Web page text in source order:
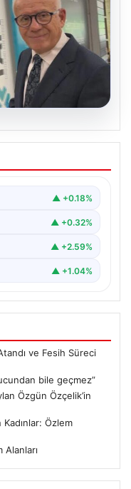
“Aklımın
▲ +0.18%
▲ +0.32%
▲ +2.59%
▲ +1.04%
ve Fesih Süreci
bile geçmez”
Özgün Özçelik’in
Özlem